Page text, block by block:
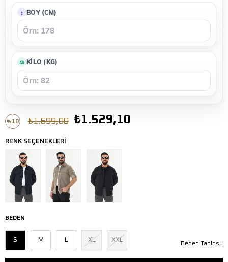
BOY (CM)
KILO (KG)
% 10 ₺1.699,00 ₺1.529,10
RENK SEÇENEKLERİ
BEDEN
S M L XL XXL
Beden Tablosu